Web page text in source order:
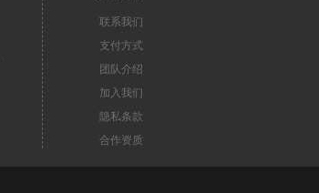
联系我们
支付方式
团队介绍
加入我们
隐私条款
合作资质